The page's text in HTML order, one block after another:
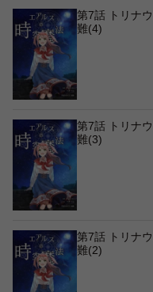
第7話 トリナ
難(4)
第7話 トリナ
難(3)
第7話 トリナ
難(2)